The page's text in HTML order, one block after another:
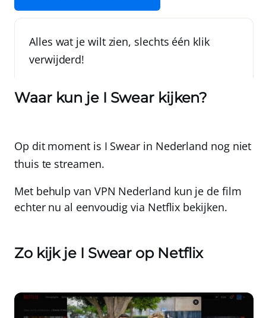
Alles wat je wilt zien, slechts één klik
verwijderd!
Waar kun je I Swear kijken?
Op dit moment is I Swear in Nederland nog niet
thuis te streamen.
Met behulp van VPN Nederland kun je de film
echter nu al eenvoudig via Netflix bekijken.
Zo kijk je I Swear op Netflix